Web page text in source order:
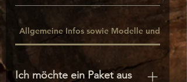
Allgemeine Infos sowie Modelle und
Ich möchte ein Paket aus